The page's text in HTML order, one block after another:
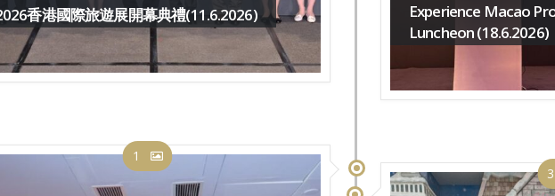
香港國際旅遊展開幕典禮(11.6.2026)
Experience Macao
Luncheon (18.6.2026)
1